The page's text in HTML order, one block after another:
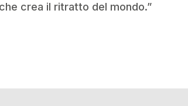
crea il ritratto del mondo.”